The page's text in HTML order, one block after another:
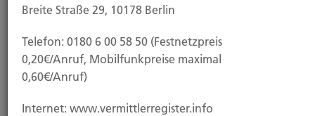
dagegen wehren. Ihr Arbeitgeber schuldet Ihnen
versorgungsrechtliche Ansprüche, zum Beispiel
Streitigkeiten über Einstufungen in eine bestimmte
Besoldungsgruppe, Beförderungen, Versetzungen
Breite Straße 29, 10178 Berlin
Telefon: 0180 6 00 58 50 (Festnetzpreis
0,20€/Anruf, Mobilfunkpreise maximal
0,60€/Anruf)
Internet: www.vermittlerregister.info